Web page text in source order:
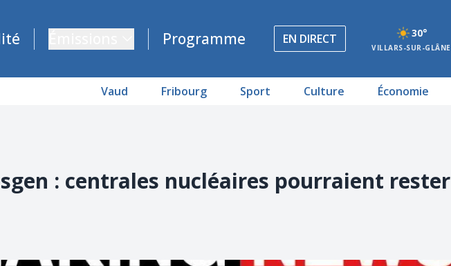
et Fribourg
Programme EN DIRECT 30°
VILLARS-SUR-GLÂNE
Vaud Fribourg Sport Culture Économie
: centrales nucléaires pourraient rester